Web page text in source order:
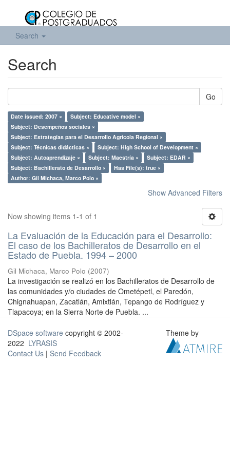
Search
Search
Go
Date issued: 2007 ×
Subject: Educative model ×
Subject: Desempeños sociales ×
Subject: Estrategías para el Desarrollo Agrícola Regional ×
Subject: Técnicas didácticas ×
Subject: High School of Development ×
Subject: Autoaprendizaje ×
Subject: Maestría ×
Subject: EDAR ×
Subject: Bachillerato de Desarrollo ×
Has File(s): true ×
Author: Gil Michaca, Marco Polo ×
Show Advanced Filters
Now showing items 1-1 of 1
La Evaluación de la Educación para el Desarrollo:
El caso de los Bachilleratos de Desarrollo en el
Estado de Puebla. 1994 – 2000
Gil Michaca, Marco Polo (2007)
La investigación se realizó en los Bachilleratos de Desarrollo de
las comunidades y/o ciudades de Ometépetl, el Paredón,
Chignahuapan, Zacatlán, Amixtlán, Tepango de Rodríguez y
Tlapacoya; en la Sierra Norte de Puebla. ...
DSpace software copyright © 2002-
2022 LYRASIS
Contact Us | Send Feedback
Theme by